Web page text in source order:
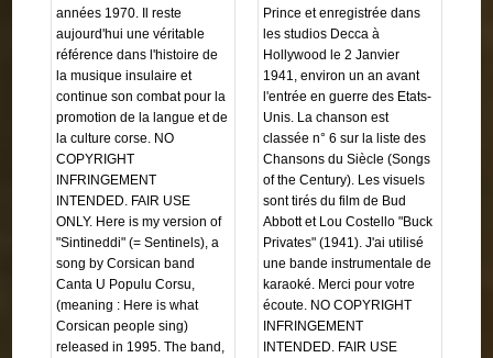
années 1970. Il reste
aujourd'hui une véritable
référence dans l'histoire de
la musique insulaire et
continue son combat pour la
promotion de la langue et de
la culture corse. NO
COPYRIGHT
INFRINGEMENT
INTENDED. FAIR USE
ONLY. Here is my version of
"Sintineddi" (= Sentinels), a
song by Corsican band
Canta U Populu Corsu,
(meaning : Here is what
Corsican people sing)
released in 1995. The band,
Prince et enregistrée dans
les studios Decca à
Hollywood le 2 Janvier
1941, environ un an avant
l'entrée en guerre des Etats-
Unis. La chanson est
classée n° 6 sur la liste des
Chansons du Siècle (Songs
of the Century). Les visuels
sont tirés du film de Bud
Abbott et Lou Costello "Buck
Privates" (1941). J'ai utilisé
une bande instrumentale de
karaoké. Merci pour votre
écoute. NO COPYRIGHT
INFRINGEMENT
INTENDED. FAIR USE